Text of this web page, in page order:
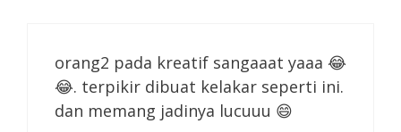
orang2 pada kreatif sangaaat yaaa 😂
😂. terpikir dibuat kelakar seperti ini.
dan memang jadinya lucuuu 😄